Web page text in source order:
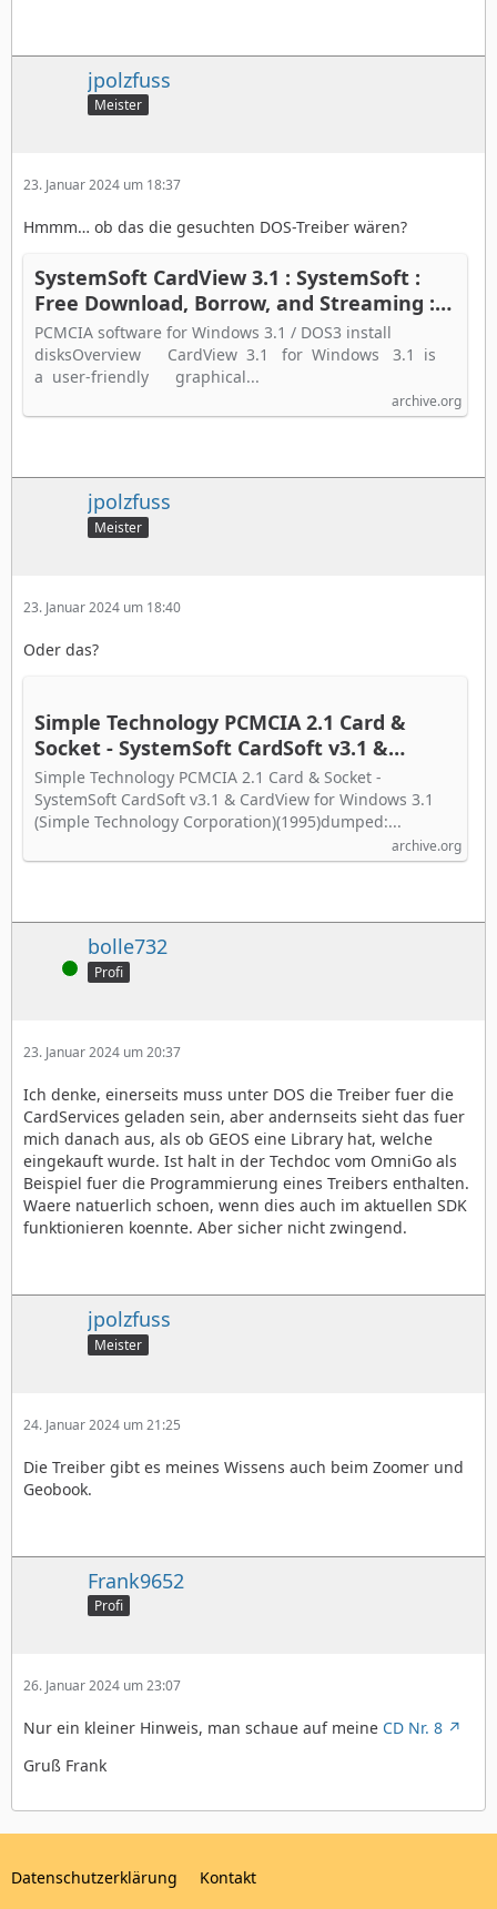
jpolzfuss
Meister
23. Januar 2024 um 18:37
Hmmm… ob das die gesuchten DOS-Treiber wären?
SystemSoft CardView 3.1 : SystemSoft :
Free Download, Borrow, and Streaming :
Internet Archive
PCMCIA software for Windows 3.1 / DOS3 install
disksOverview CardView 3.1 for Windows 3.1 is
a user-friendly graphical...
archive.org
jpolzfuss
Meister
23. Januar 2024 um 18:40
Oder das?
Simple Technology PCMCIA 2.1 Card &
Socket - SystemSoft CardSoft v3.1 &
CardView for Windows 3.1 : Simple
Technology Corporation : Free Download,
Borrow, and Streaming : Internet Archive
Simple Technology PCMCIA 2.1 Card & Socket -
SystemSoft CardSoft v3.1 & CardView for Windows 3.1
(Simple Technology Corporation)(1995)dumped:...
archive.org
Online
bolle732
Profi
23. Januar 2024 um 20:37
Ich denke, einerseits muss unter DOS die Treiber fuer die
CardServices geladen sein, aber andernseits sieht das fuer
mich danach aus, als ob GEOS eine Library hat, welche
eingekauft wurde. Ist halt in der Techdoc vom OmniGo als
Beispiel fuer die Programmierung eines Treibers enthalten.
Waere natuerlich schoen, wenn dies auch im aktuellen SDK
funktionieren koennte. Aber sicher nicht zwingend.
jpolzfuss
Meister
24. Januar 2024 um 21:25
Die Treiber gibt es meines Wissens auch beim Zoomer und
Geobook.
Frank9652
Profi
26. Januar 2024 um 23:07
Nur ein kleiner Hinweis, man schaue auf meine CD Nr. 8
Gruß Frank
Datenschutzerklärung Kontakt